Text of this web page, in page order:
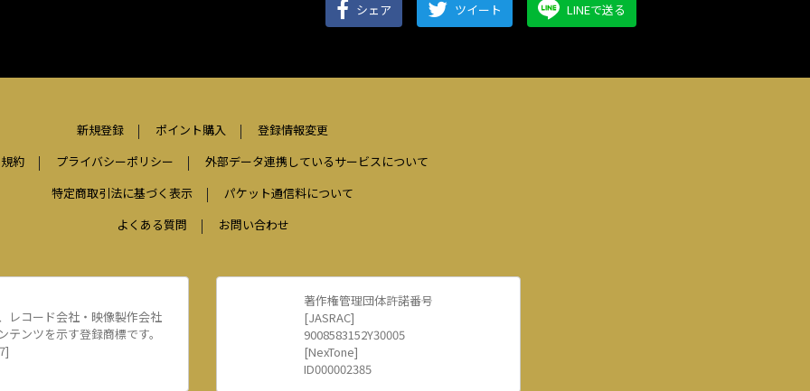
シェア ツイート LINEで送る
新規登録 ポイント購入
登録情報変更
約
プライバシーポリシー
外部データ連携しているサービスについて
特定商取引法に基づく表示
パケット通信料について
よくある質問
お問い合わせ
レコード会社・映像製作会社
テンツを示す登録商標です。
著作権管理団体許諾番号
[JASRAC]
9008583152Y30005
[NexTone]
ID000002385